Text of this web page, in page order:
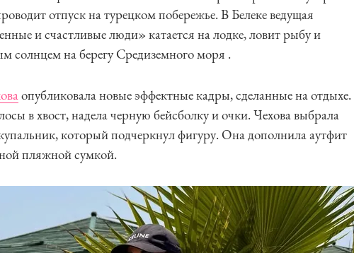
отпуск на турецком побережье. В Белеке ведущая
и счастливые люди» катается на лодке, ловит рыбу и
солнцем на берегу Средиземного моря .
опубликовала новые эффектные кадры, сделанные на отдыхе.
в хвост, надела черную бейсболку и очки. Чехова выбрала
который подчеркнул фигуру. Она дополнила аутфит
пляжной сумкой.